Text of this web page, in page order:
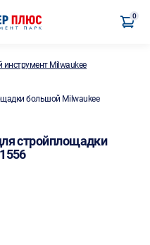
0
инструмент Milwaukee
большой Milwaukee
стройплощадки